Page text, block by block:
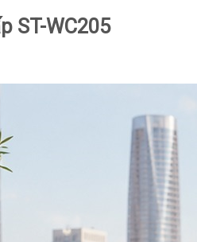
ST-WC205